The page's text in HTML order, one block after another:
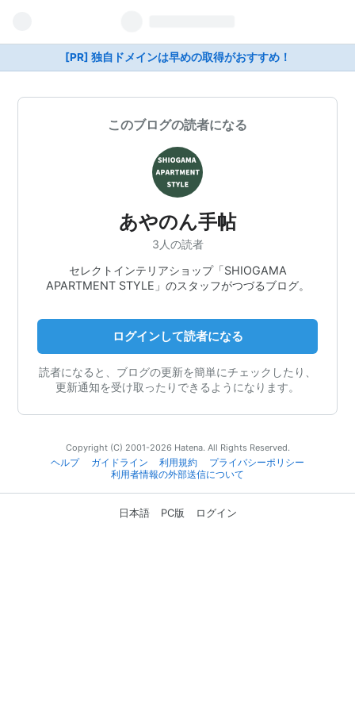
[PR] 独自ドメインは早めの取得がおすすめ！
このブログの読者になる
あやのん手帖
3人の読者
セレクトインテリアショップ「SHIOGAMA
APARTMENT STYLE」のスタッフがつづるブログ。
ログインして読者になる
読者になると、ブログの更新を簡単にチェックしたり、
更新通知を受け取ったりできるようになります。
Copyright (C) 2001-2026 Hatena. All Rights Reserved.
ヘルプ
ガイドライン 利用規約
プライバシーポリシー
利用者情報の外部送信について
日本語 PC版 ログイン